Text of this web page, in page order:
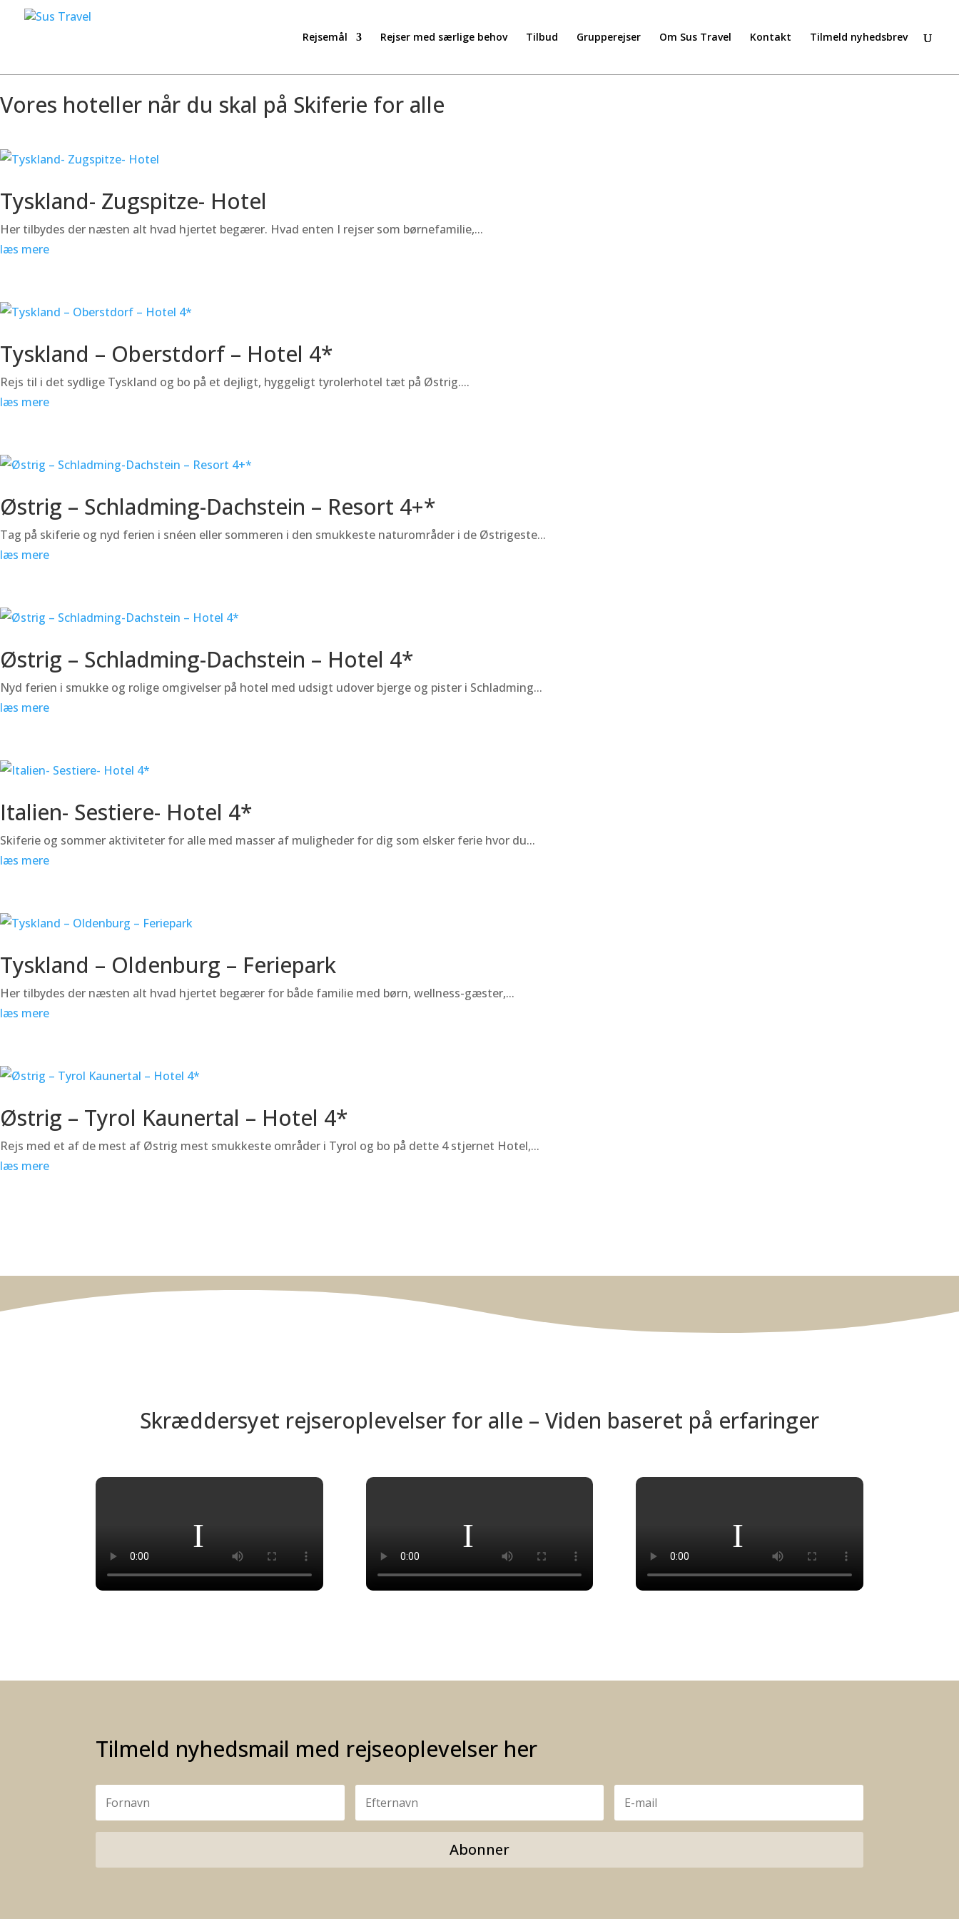
Rejsemål Rejser med særlige behov Tilbud Grupperejser Om Sus Travel Kontakt Tilmeld nyhedsbrev
Vores hoteller når du skal på Skiferie for alle
Tyskland- Zugspitze- Hotel
Her tilbydes der næsten alt hvad hjertet begærer. Hvad enten I rejser som børnefamilie,...
læs mere
Tyskland – Oberstdorf – Hotel 4*
Rejs til i det sydlige Tyskland og bo på et dejligt, hyggeligt tyrolerhotel tæt på Østrig....
læs mere
Østrig – Schladming-Dachstein – Resort 4+*
Tag på skiferie og nyd ferien i snéen eller sommeren i den smukkeste naturområder i de Østrigeste...
læs mere
Østrig – Schladming-Dachstein – Hotel 4*
Nyd ferien i smukke og rolige omgivelser på hotel med udsigt udover bjerge og pister i Schladming...
læs mere
Italien- Sestiere- Hotel 4*
Skiferie og sommer aktiviteter for alle med masser af muligheder for dig som elsker ferie hvor du...
læs mere
Tyskland – Oldenburg – Feriepark
Her tilbydes der næsten alt hvad hjertet begærer for både familie med børn, wellness-gæster,...
læs mere
Østrig – Tyrol Kaunertal – Hotel 4*
Rejs med et af de mest af Østrig mest smukkeste områder i Tyrol og bo på dette 4 stjernet Hotel,...
læs mere
Skræddersyet rejseroplevelser for alle – Viden baseret på erfaringer
Tilmeld nyhedsmail med rejseoplevelser her
Abonner